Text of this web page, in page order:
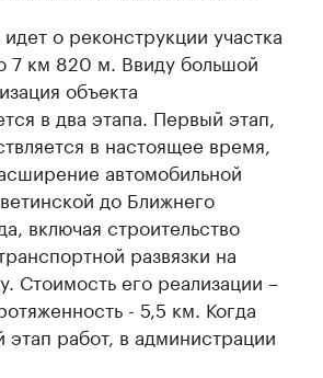
о реконструкции участка
7 км 820 м. Ввиду большой
объекта
в два этапа. Первый этап,
в настоящее время,
автомобильной
до Ближнего
включая строительство
развязки на
Стоимость его реализации –
- 5,5 км. Когда
этап работ, в администрации